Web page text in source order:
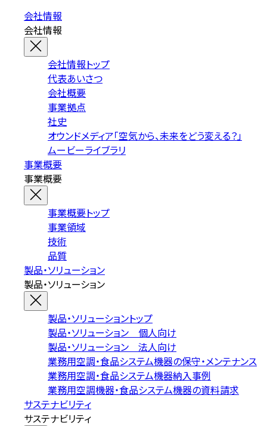
会社情報
会社情報
会社情報トップ
代表あいさつ
会社概要
事業拠点
社史
オウンドメディア「空気から、未来をどう変える？」
ムービーライブラリ
事業概要
事業概要
事業概要トップ
事業領域
技術
品質
製品・ソリューション
製品・ソリューション
製品・ソリューショントップ
製品・ソリューション 個人向け
製品・ソリューション 法人向け
業務用空調・食品システム機器の保守・メンテナンス
業務用空調・食品システム機器納入事例
業務用空調機器・食品システム機器の資料請求
サステナビリティ
サステナビリティ